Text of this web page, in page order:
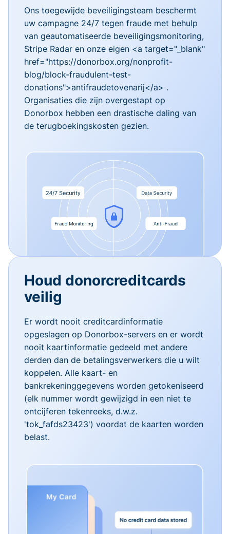
Ons toegewijde beveiligingsteam beschermt
uw campagne 24/7 tegen fraude met behulp
van geautomatiseerde beveiligingsmonitoring,
Stripe Radar en onze eigen <a target="_blank"
href="https://donorbox.org/nonprofit-
blog/block-fraudulent-test-
donations">antifraudetovenarij</a> .
Organisaties die zijn overgestapt op
Donorbox hebben een drastische daling van
de terugboekingskosten gezien.
Houd donorcreditcards
veilig
Er wordt nooit creditcardinformatie
opgeslagen op Donorbox-servers en er wordt
nooit kaartinformatie gedeeld met andere
derden dan de betalingsverwerkers die u wilt
koppelen. Alle kaart- en
bankrekeninggegevens worden getokeniseerd
(elk nummer wordt gewijzigd in een niet te
ontcijferen tekenreeks, d.w.z.
'tok_fafds23423') voordat de kaarten worden
belast.